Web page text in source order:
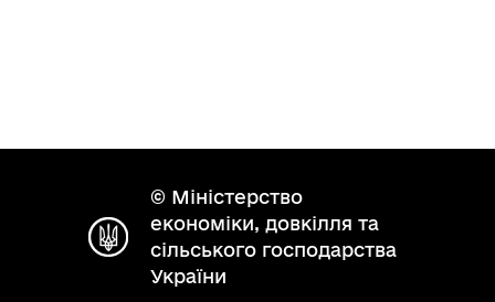
© Міністерство
економіки, довкілля та
сільського господарства
України